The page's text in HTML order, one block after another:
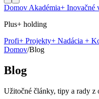
Domov Akadémia+ Inovačné
Plus+ holding
Profi+ Projekty+ Nadácia +
Domov/Blog
Blog
Užitočné články, tipy a rady z